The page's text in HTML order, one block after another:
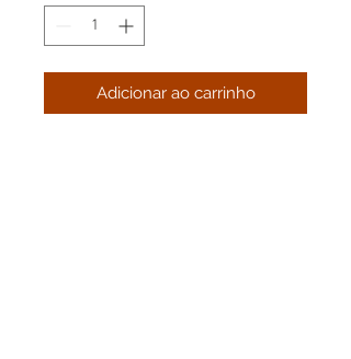
Adicionar ao carrinho